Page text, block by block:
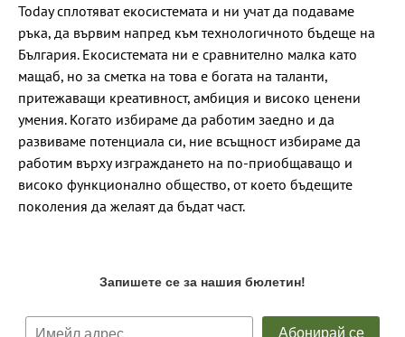
Today сплотяват екосистемата и ни учат да подаваме
ръка, да вървим напред към технологичното бъдеще на
България. Екосистемата ни е сравнително малка като
мащаб, но за сметка на това е богата на таланти,
притежаващи креативност, амбиция и високо ценени
умения. Когато избираме да работим заедно и да
развиваме потенциала си, ние всъщност избираме да
работим върху изграждането на по-приобщаващо и
високо функционално общество, от което бъдещите
поколения да желаят да бъдат част.